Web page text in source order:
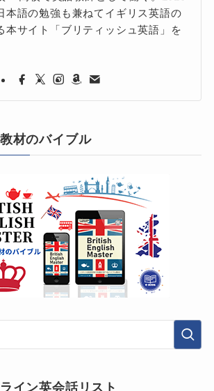
本語の勉強も兼ねてイギリス英語の
本サイト「ブリティッシュ英語」を
材のバイブル
イン英会話リスト